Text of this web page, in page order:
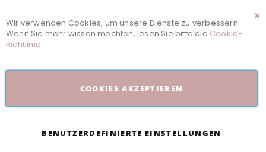
Wir verwenden Cookies, um unsere Dienste zu verbessern.
Wenn Sie mehr wissen möchten, lesen Sie bitte die Cookie-
Richtlinie.
COOKIES AKZEPTIEREN
BENUTZERDEFINIERTE EINSTELLUNGEN